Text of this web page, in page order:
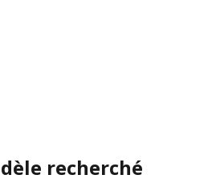
recherché